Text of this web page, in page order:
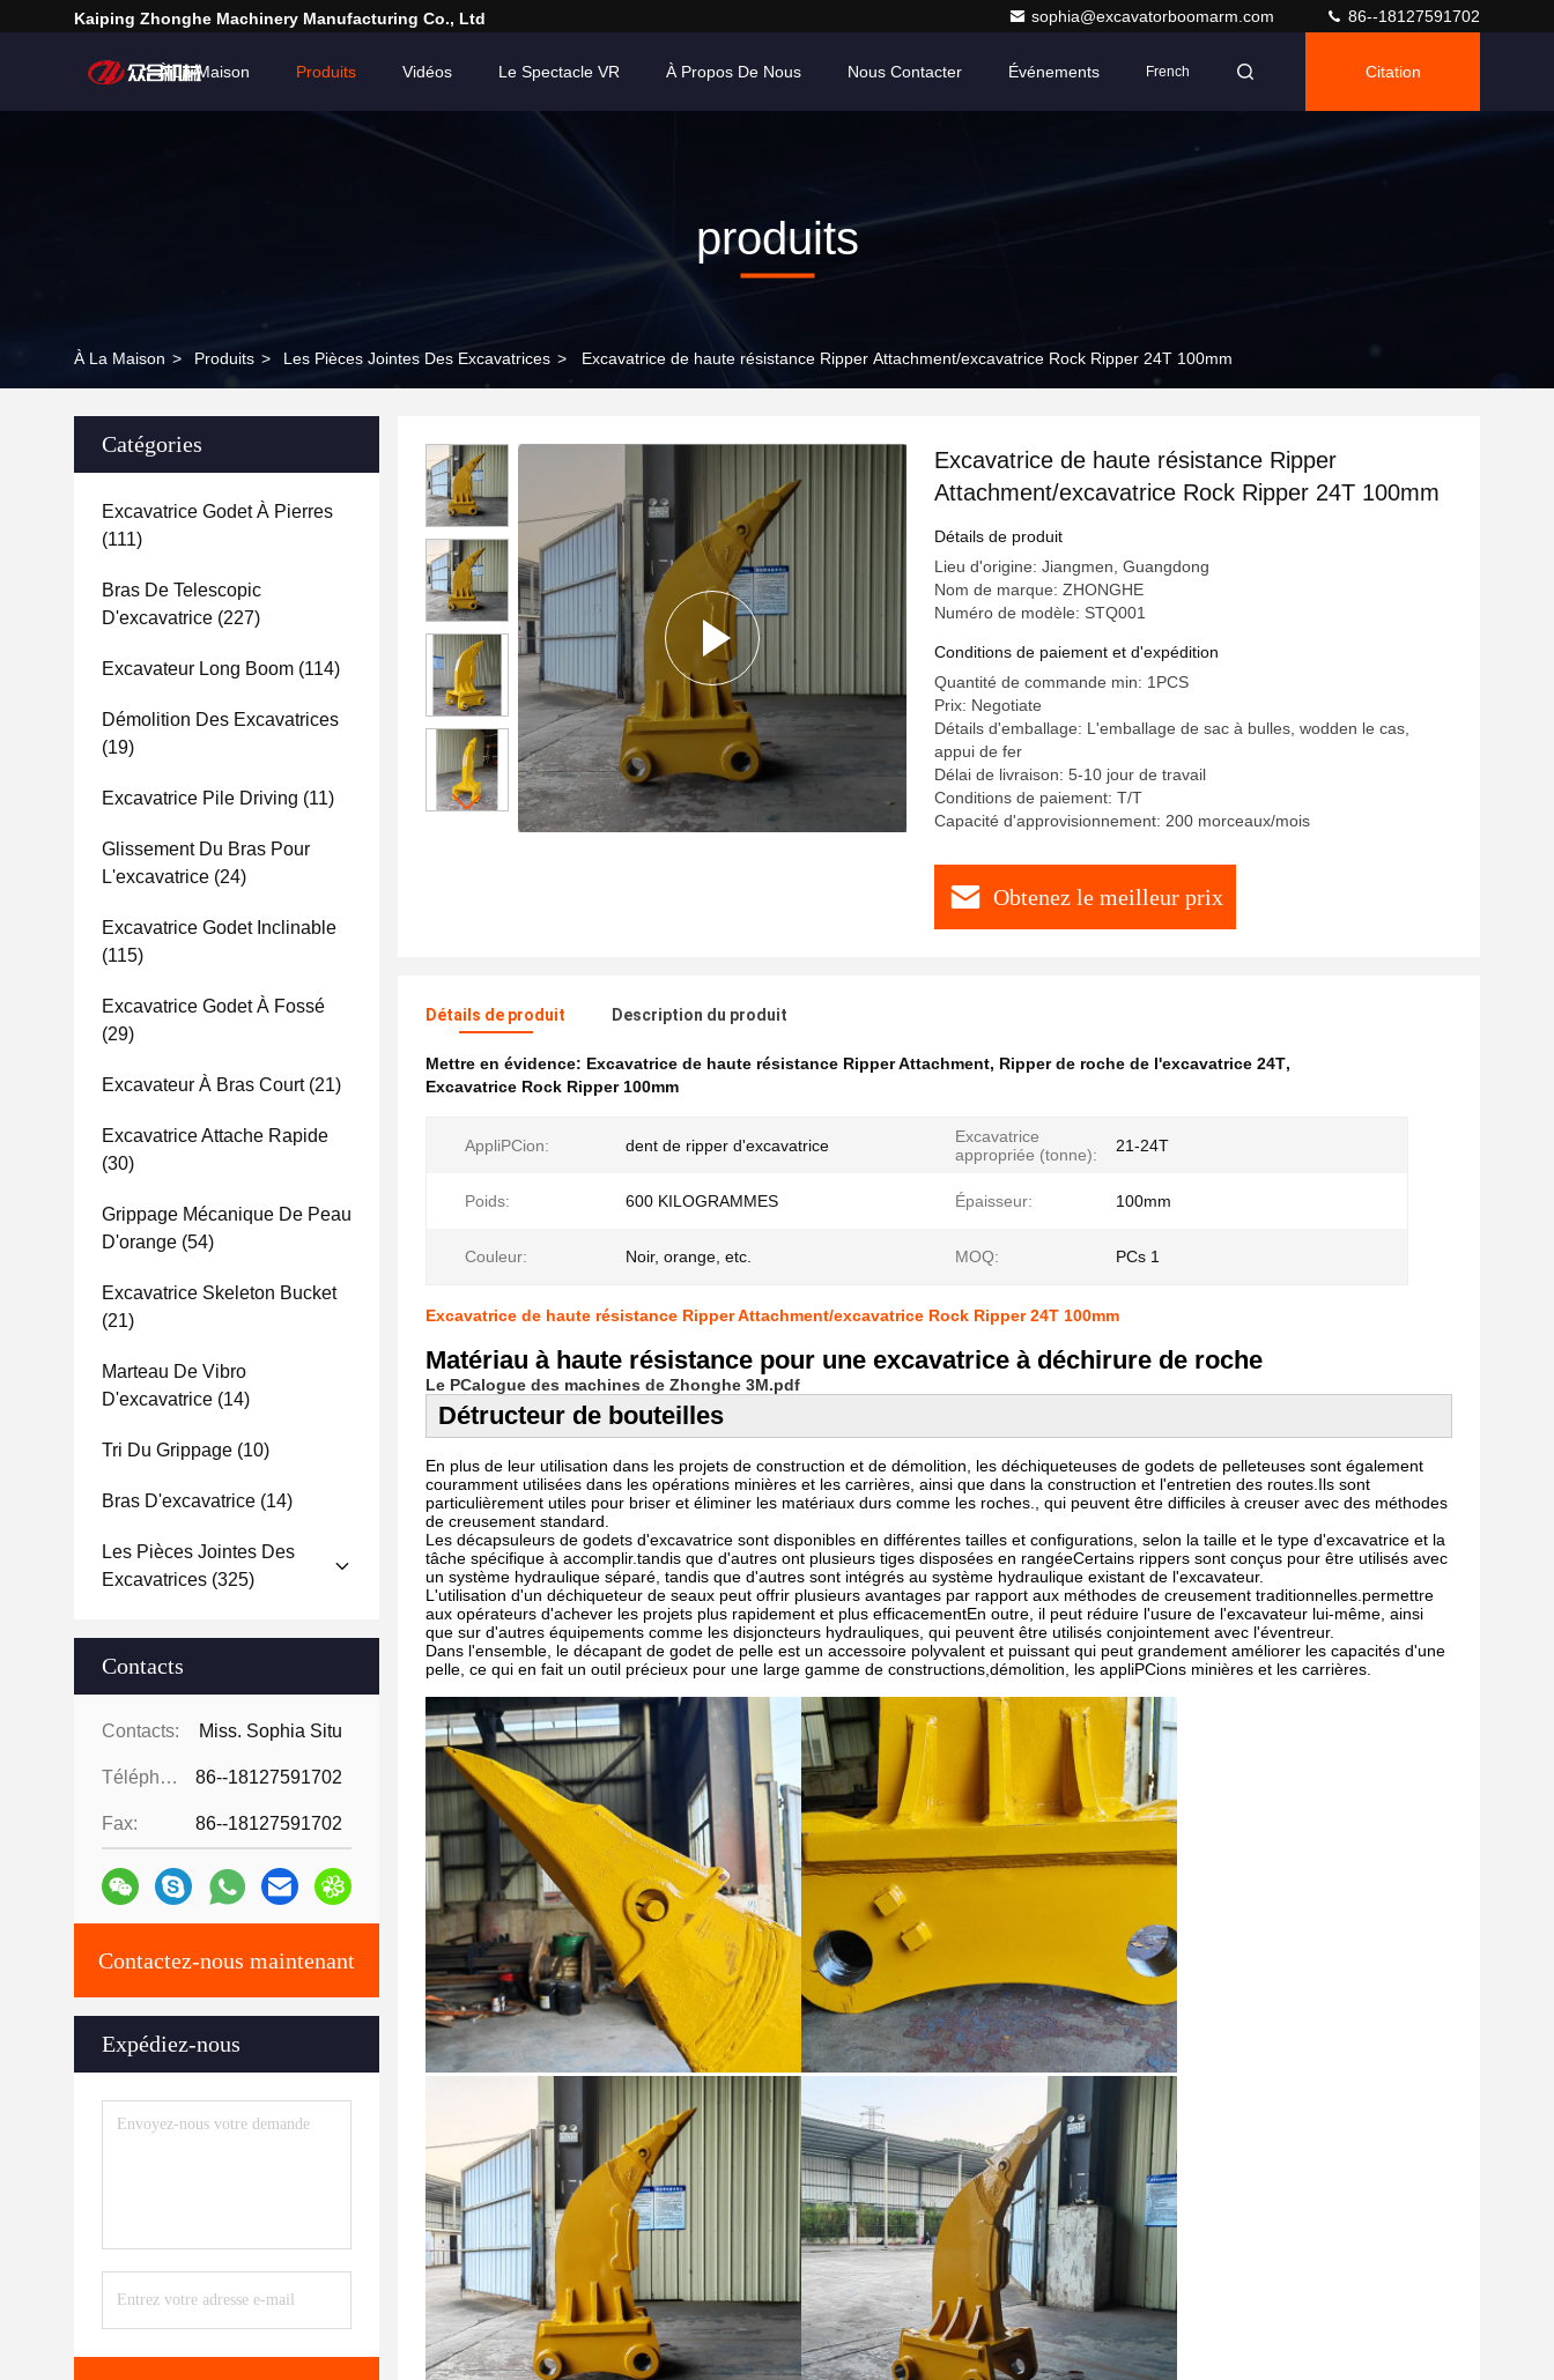
Kaiping Zhonghe Machinery Manufacturing Co., Ltd sophia@excavatorboomarm.com 86--18127591702
À La Maison Produits Vidéos Le Spectacle VR À Propos De Nous Nous Contacter Événements French Citation
produits
À La Maison > Produits > Les Pièces Jointes Des Excavatrices > Excavatrice de haute résistance Ripper Attachment/excavatrice Rock Ripper 24T 100mm
Catégories
Excavatrice Godet À Pierres
(111)
Bras De Telescopic
D'excavatrice (227)
Excavateur Long Boom (114)
Démolition Des Excavatrices
(19)
Excavatrice Pile Driving (11)
Glissement Du Bras Pour
L'excavatrice (24)
Excavatrice Godet Inclinable
(115)
Excavatrice Godet À Fossé
(29)
Excavateur À Bras Court(21)
Excavatrice Attache Rapide
(30)
Grippage Mécanique De Peau
D'orange (54)
Excavatrice Skeleton Bucket
(21)
Marteau De Vibro
D'excavatrice (14)
Tri Du Grippage (10)
Bras D'excavatrice (14)
Les Pièces Jointes Des
Excavatrices (325)
Contacts
Contacts: Miss. Sophia Situ
Téléphone: 86--18127591702
Fax: 86--18127591702
Contactez-nous maintenant
Expédiez-nous
Excavatrice de haute résistance Ripper
Attachment/excavatrice Rock Ripper 24T 100mm
Détails de produit
Lieu d'origine: Jiangmen, Guangdong
Nom de marque: ZHONGHE
Numéro de modèle: STQ001
Conditions de paiement et d'expédition
Quantité de commande min: 1PCS
Prix: Negotiate
Détails d'emballage: L'emballage de sac à bulles, wodden le cas,
appui de fer
Délai de livraison: 5-10 jour de travail
Conditions de paiement: T/T
Capacité d'approvisionnement: 200 morceaux/mois
Obtenez le meilleur prix
Détails de produit Description du produit
Mettre en évidence: Excavatrice de haute résistance Ripper Attachment, Ripper de roche de l'excavatrice 24T,
Excavatrice Rock Ripper 100mm
AppliPCion: dent de ripper d'excavatrice
Excavatrice
appropriée (tonne):
21-24T
Poids: 600 KILOGRAMMES Épaisseur: 100mm
Couleur: Noir, orange, etc. MOQ: PCs 1
Excavatrice de haute résistance Ripper Attachment/excavatrice Rock Ripper 24T 100mm
Matériau à haute résistance pour une excavatrice à déchirure de roche
Le PCalogue des machines de Zhonghe 3M.pdf
Détructeur de bouteilles
En plus de leur utilisation dans les projets de construction et de démolition, les déchiqueteuses de godets de pelleteuses sont également
couramment utilisées dans les opérations minières et les carrières, ainsi que dans la construction et l'entretien des routes.Ils sont
particulièrement utiles pour briser et éliminer les matériaux durs comme les roches., qui peuvent être difficiles à creuser avec des méthodes
de creusement standard.
Les décapsuleurs de godets d'excavatrice sont disponibles en différentes tailles et configurations, selon la taille et le type d'excavatrice et la
tâche spécifique à accomplir.tandis que d'autres ont plusieurs tiges disposées en rangéeCertains rippers sont conçus pour être utilisés avec
un système hydraulique séparé, tandis que d'autres sont intégrés au système hydraulique existant de l'excavateur.
L'utilisation d'un déchiqueteur de seaux peut offrir plusieurs avantages par rapport aux méthodes de creusement traditionnelles.permettre
aux opérateurs d'achever les projets plus rapidement et plus efficacementEn outre, il peut réduire l'usure de l'excavateur lui-même, ainsi
que sur d'autres équipements comme les disjoncteurs hydrauliques, qui peuvent être utilisés conjointement avec l'éventreur.
Dans l'ensemble, le décapant de godet de pelle est un accessoire polyvalent et puissant qui peut grandement améliorer les capacités d'une
pelle, ce qui en fait un outil précieux pour une large gamme de constructions,démolition, les appliPCions minières et les carrières.